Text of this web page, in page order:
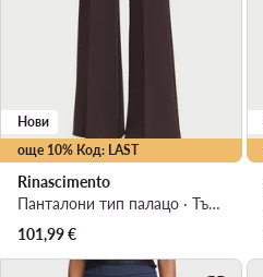
още 10% Код: LAST
Нови
Rinascimento
Панталони тип палацо · Тъмнокафяв · Regular Fit
101,99€